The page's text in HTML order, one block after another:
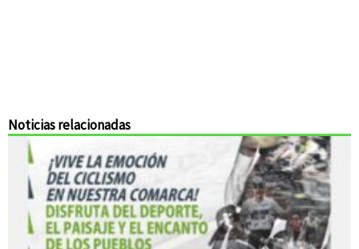
Noticias relacionadas